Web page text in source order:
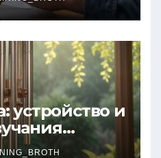
документы
устройство и